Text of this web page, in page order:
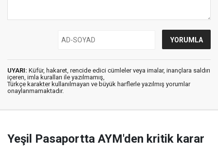
UYARI: Küfür, hakaret, rencide edici cümleler veya imalar, inançlara saldırı
içeren, imla kuralları ile yazılmamış,
Türkçe karakter kullanılmayan ve büyük harflerle yazılmış yorumlar
onaylanmamaktadır.
Yeşil Pasaportta AYM'den kritik karar